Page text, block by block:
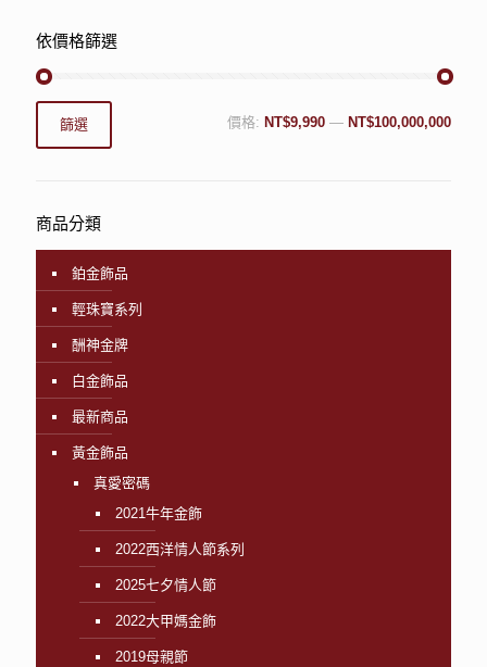
依價格篩選
篩選 價格: NT$9,990 — NT$100,000,000
商品分類
鉑金飾品
輕珠寶系列
酬神金牌
白金飾品
最新商品
黃金飾品
真愛密碼
2021牛年金飾
2022西洋情人節系列
2025七夕情人節
2022大甲媽金飾
2019母親節